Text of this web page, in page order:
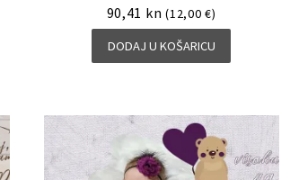
90,41 kn (12,00 €)
DODAJ U KOŠARICU